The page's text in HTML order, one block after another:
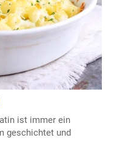
ist immer ein
geschichtet und